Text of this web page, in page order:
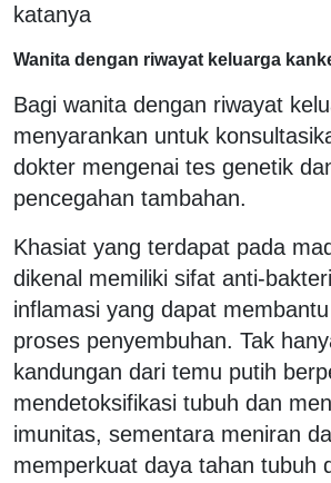
katanya
Wanita dengan riwayat keluarga
Bagi wanita dengan riwayat
menyarankan untuk
dokter mengenai tes genetik
pencegahan tambahan.
Khasiat yang terdapat pada
dikenal memiliki sifat anti-
inflamasi yang dapat
proses penyembuhan. Tak
kandungan dari temu putih
mendetoksifikasi tubuh dan
imunitas, sementara meniran
memperkuat daya tahan tubuh